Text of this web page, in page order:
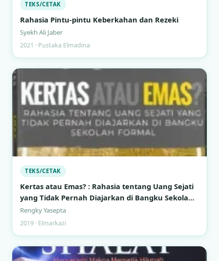
TEKS/CETAK
Rahasia Pintu-pintu Keberkahan dan Rezeki
Syekh Ali Jaber
2021 · Pustaka Elmadina
TEKS/CETAK
Kertas atau Emas? : Rahasia tentang Uang Sejati
yang Tidak Pernah Diajarkan di Bangku Sekolah
Formal
Rengky Yasepta
2019 · Elmarkazi